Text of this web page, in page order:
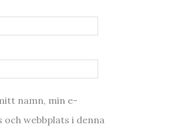
namn, min e-
och webbplats i denna